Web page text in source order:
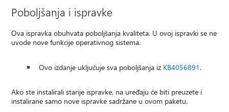
Poboljšanja i ispravke
Ova ispravka obuhvata poboljšanja kvaliteta. U ovoj ispravki se ne
uvode nove funkcije operativnog sistema.
Ovo izdanje uključuje sva poboljšanja iz KB4056891 .
Ako ste instalirali starije ispravke, na uređaju će biti preuzete i
instalirane samo nove ispravke sadržane u ovom paketu.